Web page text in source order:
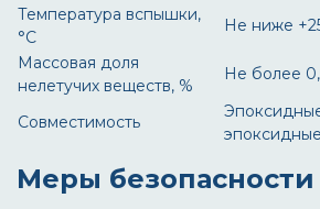
Температура вспышки,
°C
Не ниже
Массовая доля
нелетучих веществ, %
Не более
Совместимость
Меры безопасности